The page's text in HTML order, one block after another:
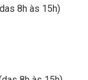
8h às 15h)